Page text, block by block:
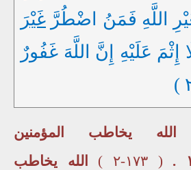
اللَّهِ فَمَنُ اضْطُرَّ غَيْرَ
إِثْمَ عَلَيْهِ إِنَّ اللَّهَ غَفُورٌ
الله يخاطب المؤمنين
( ١٧٣-٢ )
الله يخاطب